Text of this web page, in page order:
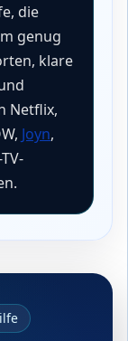
die
genug
klare
Netflix,
Joyn,